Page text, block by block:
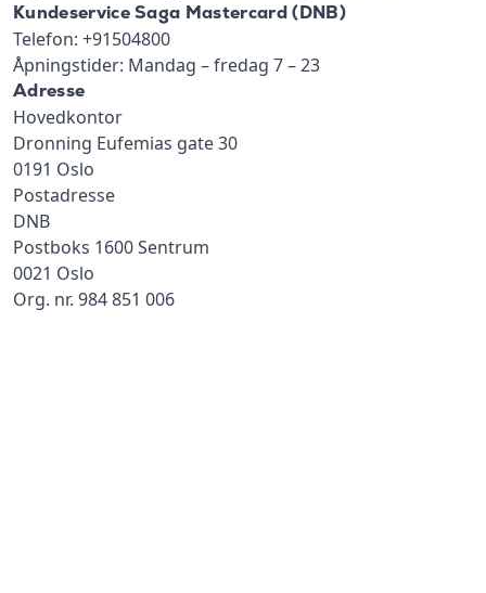
Kundeservice Saga Mastercard (DNB)
Telefon: +91504800
Åpningstider: Mandag – fredag 7 – 23
Adresse
Hovedkontor
Dronning Eufemias gate 30
0191 Oslo
Postadresse
DNB
Postboks 1600 Sentrum
0021 Oslo
Org. nr. 984 851 006